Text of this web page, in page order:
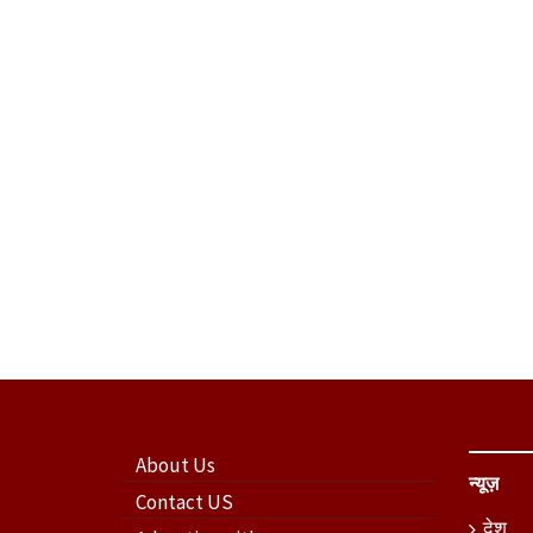
About Us
Contact US
न्यूज़